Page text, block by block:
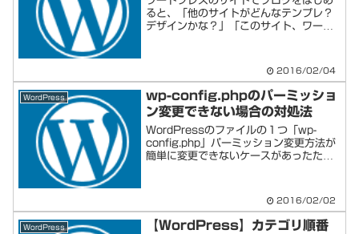
ると、「他のサイトがどんなテンプレ？
デザインかな？」「このサイト、ワード
2016/02/04
WordPress
wp-config.phpのパーミッショ
ン変更できない場合の対処法
WordPressのファイルの１つ「wp-
config.php」パーミッション変更方法が
簡単に変更できないケースがあったた
2016/02/02
WordPress
【WordPress】カテゴリ順番